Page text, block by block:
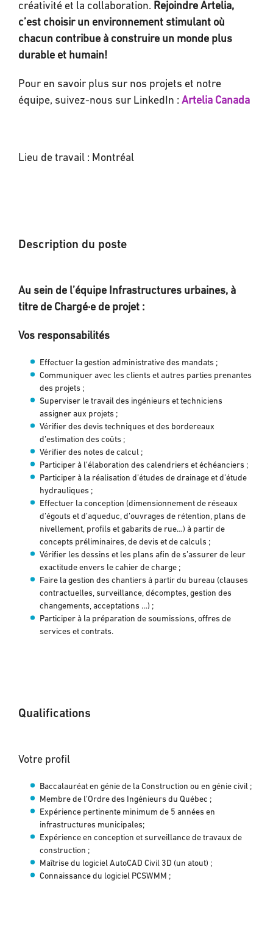
créativité et la collaboration. Rejoindre Artelia,
c’est choisir un environnement stimulant où
chacun contribue à construire un monde plus
durable et humain!
Pour en savoir plus sur nos projets et notre
équipe, suivez-nous sur LinkedIn : Artelia Canada
Lieu de travail : Montréal
Description du poste
Au sein de l’équipe Infrastructures urbaines, à
titre de Chargé·e de projet :
Vos responsabilités
Effectuer la gestion administrative des mandats ;
Communiquer avec les clients et autres parties prenantes
des projets ;
Superviser le travail des ingénieurs et techniciens
assigner aux projets ;
Vérifier des devis techniques et des bordereaux
d’estimation des coûts ;
Vérifier des notes de calcul ;
Participer à l’élaboration des calendriers et échéanciers ;
Participer à la réalisation d’études de drainage et d’étude
hydrauliques ;
Effectuer la conception (dimensionnement de réseaux
d’égouts et d’aqueduc, d’ouvrages de rétention, plans de
nivellement, profils et gabarits de rue…) à partir de
concepts préliminaires, de devis et de calculs ;
Vérifier les dessins et les plans afin de s’assurer de leur
exactitude envers le cahier de charge ;
Faire la gestion des chantiers à partir du bureau (clauses
contractuelles, surveillance, décomptes, gestion des
changements, acceptations …) ;
Participer à la préparation de soumissions, offres de
services et contrats.
Qualifications
Votre profil
Baccalauréat en génie de la Construction ou en génie civil ;
Membre de l’Ordre des Ingénieurs du Québec ;
Expérience pertinente minimum de 5 années en
infrastructures municipales;
Expérience en conception et surveillance de travaux de
construction ;
Maîtrise du logiciel AutoCAD Civil 3D (un atout) ;
Connaissance du logiciel PCSWMM ;